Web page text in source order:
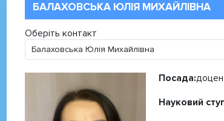
БАЛАХОВСЬКА ЮЛІЯ МИХАЙЛІВНА
Оберіть контакт
Посада:
Науковий